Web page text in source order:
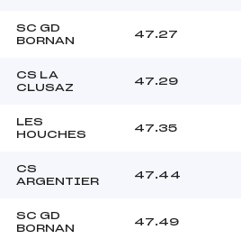
SC GD
BORNAN
47.27
CS LA
CLUSAZ
47.29
LES
HOUCHES
47.35
CS
ARGENTIER
47.44
SC GD
BORNAN
47.49